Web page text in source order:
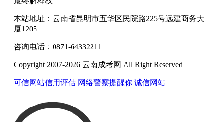
本站地址：云南省昆明市五华区民院路225号远建商务大
厦1205
咨询电话：0871-64332211
Copyright 2007-2026 云南成考网 All Right Reserved
可信网站信用评估 网络警察提醒你 诚信网站